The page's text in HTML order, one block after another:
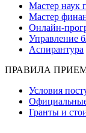
Мастер наук
Мастер
Онлайн-
Управление
Аспирантура
ПРАВИЛА
Условия
Гранты и